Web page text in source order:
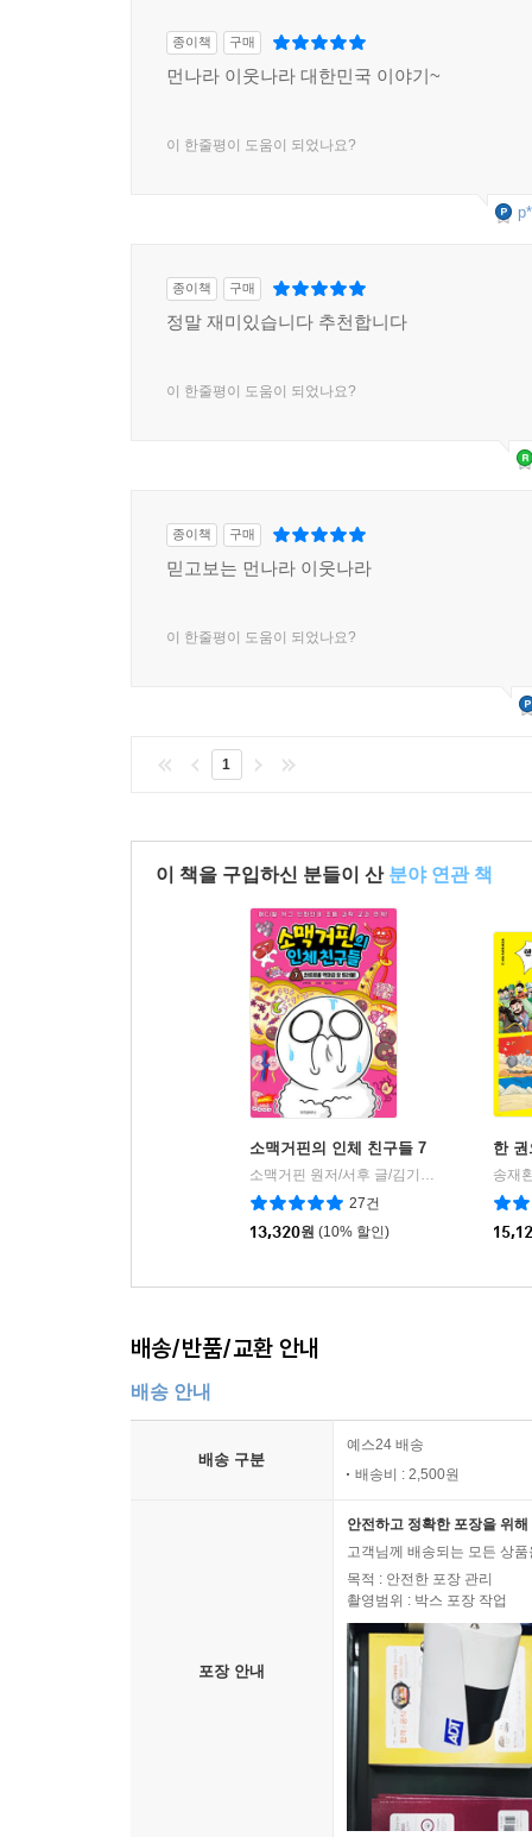
편중과 역사 편식에서 벗어나 나무와 숲을 함께
그런 의도에서 《먼나라 이웃나라》 16권 ‘발칸
우리나라의 중요한 협력 파트너로 부상한 ‘
일본, 중국, 태국, 인도 등 해외 수출
K-만화를 개척한 선구적 교양만화
인기리에 출간되어 세계인이 함께 읽는 글로
꾸준한 사랑을 받고 있다. 특히 2018년 주인도
종이책 구매
먼나라 이웃나라 대한민국 이야기~
이 한줄평이 도움이 되었나요?
종이책 구매
정말 재미있습니다 추천합니다
이 한줄평이 도움이 되었나요?
종이책 구매
믿고보는 먼나라 이웃나라
이 한줄평이 도움이 되었나요?
1
이 책을 구입하신 분들이 산 분야 연관 책
소맥거핀의 인체 친구들 7
소맥거핀 원저/서후 글/김기수 그림/박상민 감수
27건
13,320원 (10% 할인)
한
배송/반품/교환 안내
배송 안내
배송 구분
예스24 배송
배송비 : 2,500원
포장 안내
안전하고 정확한 포장을 위
고객님께 배송되는 모든 상
목적 : 안전한 포장 관리
촬영범위 : 박스 포장 작업